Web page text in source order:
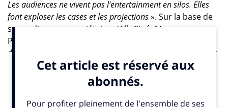
Les audiences ne vivent pas l’entertainment en silos. Elles
font exploser les cases et les projections». Sur la base de
ses audiences propriétaires (AlloCiné, JV,
Purepeople…), de ses studios et partenaires, Webedia
dresse une cartographie claire et nuancée du nouveau
paysage du divertissement.
1. Indéboulonnables événements-héros
Les grands rendez-vous continuent de fédérer — à